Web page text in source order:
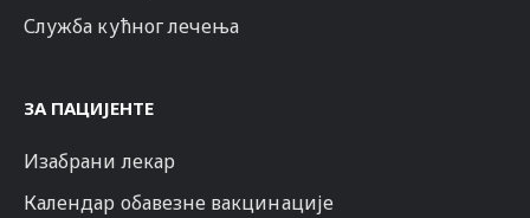
Служба кућног лечења
ЗА ПАЦИЈЕНТЕ
Изабрани лекар
Календар обавезне вакцинације